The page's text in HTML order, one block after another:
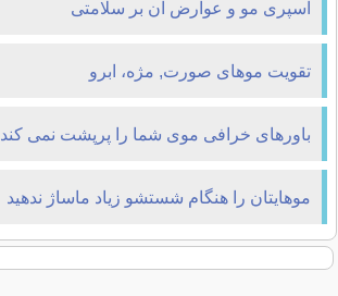
اسپری مو و عوارض آن بر سلامتی
تقویت موهای صورت, مژه، ابرو
باورهای خرافی موی شما را پرپشت نمی کند
موهایتان را هنگام شستشو زیاد ماساژ ندهید